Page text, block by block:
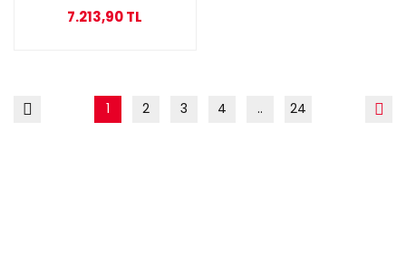
7.213,90 TL
1 2 3 4 .. 24